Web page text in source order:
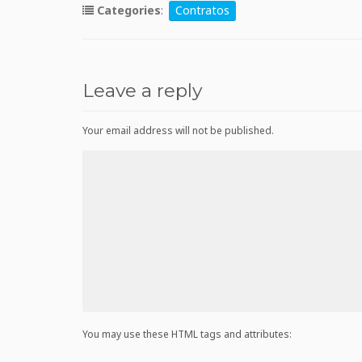
Categories: Contratos
Leave a reply
Your email address will not be published.
You may use these HTML tags and attributes: